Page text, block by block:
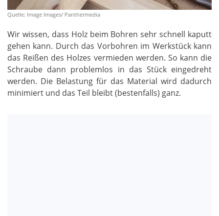
Quelle: Image Images/ Panthermedia
Wir wissen, dass Holz beim Bohren sehr schnell kaputt
gehen kann. Durch das Vorbohren im Werkstück kann
das Reißen des Holzes vermieden werden. So kann die
Schraube dann problemlos in das Stück eingedreht
werden. Die Belastung für das Material wird dadurch
minimiert und das Teil bleibt (bestenfalls) ganz.